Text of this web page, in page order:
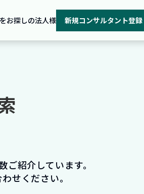
お探しの法人様 新規コンサルタント登録
紹介しています。
せください。